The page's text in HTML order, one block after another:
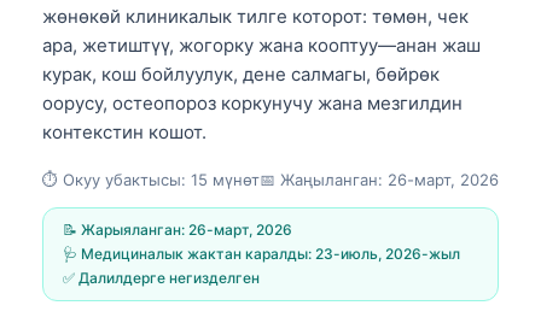
жөнөкөй клиникалык тилге которот: төмөн, чек
ара, жетиштүү, жогорку жана кооптуу—анан жаш
курак, кош бойлуулук, дене салмагы, бөйрөк
оорусу, остеопороз коркунучу жана мезгилдин
контекстин кошот.
⏱️ Окуу убактысы: 15 мүнөт📅 Жаңыланган: 26-март, 2026
📝 Жарыяланган: 26-март, 2026
🩺 Медициналык жактан каралды: 23-июль, 2026-жыл
✅ Далилдерге негизделген